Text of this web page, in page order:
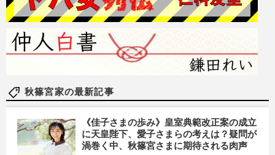
秋篠宮家の最新記事
《佳子さまの歩み》皇室典範改正案の成立
に天皇陛下、愛子さまらの考えは？疑問が
渦巻く中、秋篠宮さまに期待される肉声